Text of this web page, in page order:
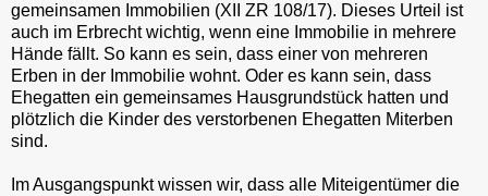
gemeinsamen Immobilien (XII ZR 108/17). Dieses Urteil ist
auch im Erbrecht wichtig, wenn eine Immobilie in mehrere
Hände fällt. So kann es sein, dass einer von mehreren
Erben in der Immobilie wohnt. Oder es kann sein, dass
Ehegatten ein gemeinsames Hausgrundstück hatten und
plötzlich die Kinder des verstorbenen Ehegatten Miterben
sind.
Im Ausgangspunkt wissen wir, dass alle Miteigentümer die